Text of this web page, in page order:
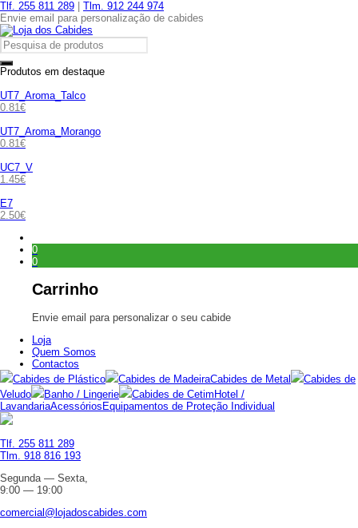
Tlf. 255 811 289
Tlm. 912 244 974
Envie email para personalização de cabides
Produtos em destaque
UT7_Aroma_Talco
0.81€
UT7_Aroma_Morango
0.81€
UC7_V
1.45€
E7
2.50€
0
0
Carrinho
Envie email para personalizar o seu cabide
Loja
Quem Somos
Contactos
Cabides de Plástico
Cabides de MadeiraCabides de Metal
Cabides de
Veludo
Banho / Lingerie Cabides de Cetim Hotel /
LavandariaAcessórios Equipamentos de Proteção Individual
Tlf. 255 811 289
Tlm. 918 816 193
Segunda — Sexta,
9:00 — 19:00
comercial@lojadoscabides.com